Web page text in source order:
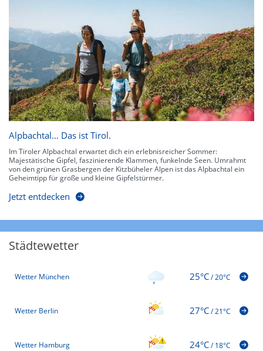
Alpbachtal… Das ist Tirol.
Im Tiroler Alpbachtal erwartet dich ein erlebnisreicher Sommer:
Majestätische Gipfel, faszinierende Klammen, funkelnde Seen. Umrahmt
von den grünen Grasbergen der Kitzbüheler Alpen ist das Alpbachtal ein
Geheimtipp für große und kleine Gipfelstürmer.
Jetzt entdecken
Städtewetter
Wetter München 25°C/20°C
Wetter Berlin 27°C/21°C
Wetter Hamburg 24°C/18°C